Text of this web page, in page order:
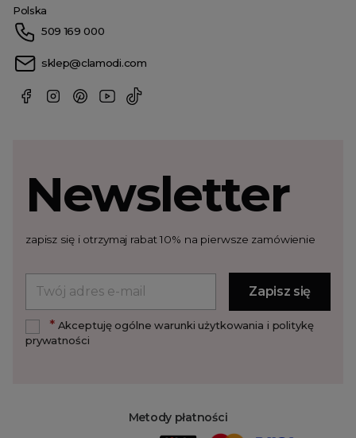
Polska
509 169 000
sklep@clamodi.com
Metody płatności
Newsletter
zapisz się i otrzymaj rabat 10% na pierwsze zamówienie
*Akceptuję ogólne warunki użytkowania i politykę
prywatności